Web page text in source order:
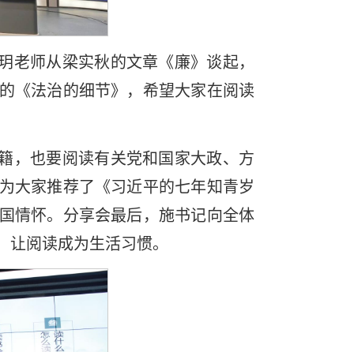
师从梁实秋的文章《廉》谈起，
《法治的细节》，希望大家在阅读
，也要阅读有关党和国家大政、方
大家推荐了《习近平的七年知青岁
情怀。分享会最后，施书记向全体
阅读成为生活习惯。